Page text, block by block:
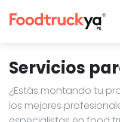
Servicios
¿Estás montando tu
los mejores